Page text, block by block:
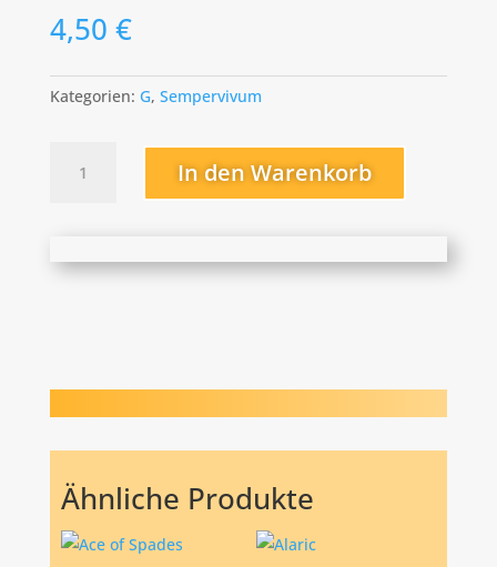
4,50 €
Kategorien: G, Sempervivum
Menge
In den Warenkorb
Ähnliche Produkte